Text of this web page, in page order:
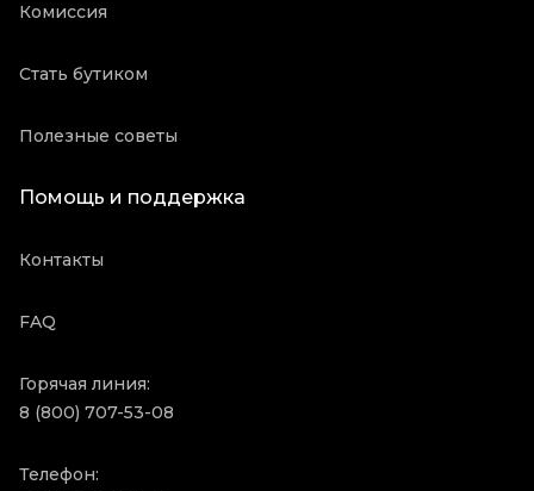
Комиссия
Стать бутиком
Полезные советы
Помощь и поддержка
Контакты
FAQ
Горячая линия:
8 (800) 707-53-08
Телефон: